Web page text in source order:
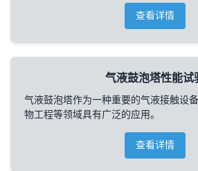
查看详情
气液鼓泡塔性能试
气液鼓泡塔作为一种重要的气液接触设
物工程等领域具有广泛的应用。
查看详情